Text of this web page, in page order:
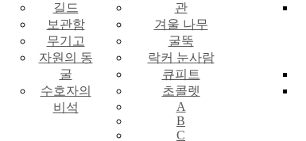
길드
보관함
무기고
자원의 동
굴
수호자의
비석
관
겨울 나무
굴뚝
락커 눈사람
큐피트
초콜렛
A
B
C